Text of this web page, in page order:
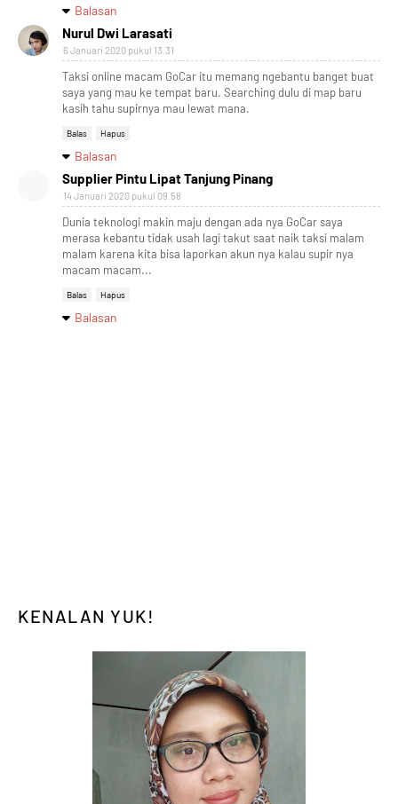
Balasan
Nurul Dwi Larasati
6 Januari 2020 pukul 13.31
Taksi online macam GoCar itu memang ngebantu banget buat
saya yang mau ke tempat baru. Searching dulu di map baru
kasih tahu supirnya mau lewat mana.
Balas Hapus
Balasan
Supplier Pintu Lipat Tanjung Pinang
14 Januari 2020 pukul 09.58
Dunia teknologi makin maju dengan ada nya GoCar saya
merasa kebantu tidak usah lagi takut saat naik taksi malam
malam karena kita bisa laporkan akun nya kalau supir nya
macam macam...
Balas Hapus
Balasan
KENALAN YUK!